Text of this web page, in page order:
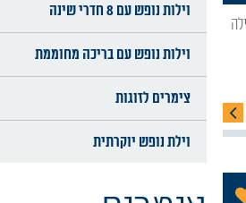
וילות נופש עם 8 חדרי שינה
וילות נופש עם בריכה מחוממת
צימרים לזוגות
וילת נופש יוקרתית